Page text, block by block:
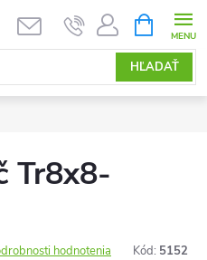
HĽADAŤ
KOŠÍK
Tr8x8-
hodnotenia Kód: 5152